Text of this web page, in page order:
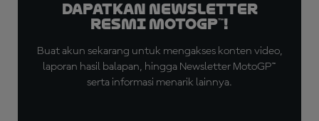
Dapatkan Newsletter
Resmi MotoGP™!
Buat akun sekarang untuk mengakses konten video,
laporan hasil balapan, hingga Newsletter MotoGP™
serta informasi menarik lainnya.